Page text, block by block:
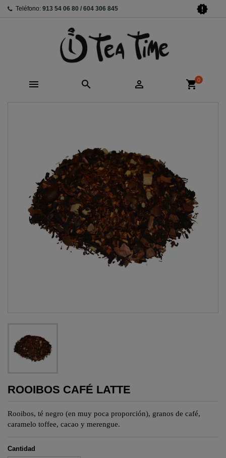
Teléfono: 913 54 06 80 / 604 306 845 new_releases
   shopping_cart0
ROOIBOS CAFÉ LATTE
Rooibos, té negro (en muy poca proporción), granos de café,
caramelo toffee, cacao y merengue.
Cantidad